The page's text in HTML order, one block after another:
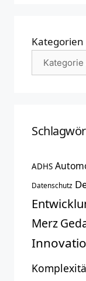
Kategorien
ADHS
Datenschutz
Merz